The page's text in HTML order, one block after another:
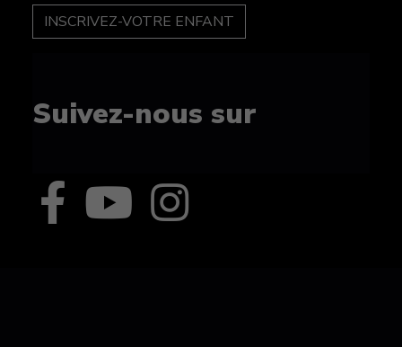
INSCRIPTION
Suivez-nous sur